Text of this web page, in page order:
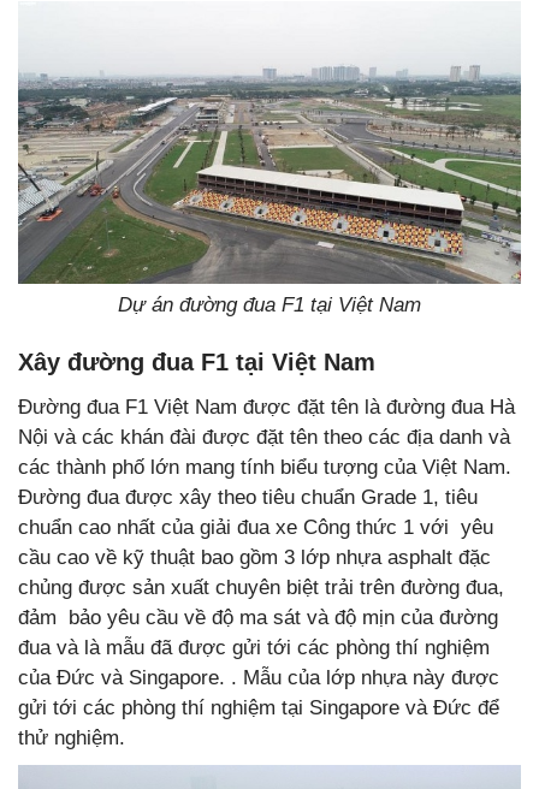
Dự án đường đua F1 tại Việt Nam
Xây đường đua F1 tại Việt Nam
Đường đua F1 Việt Nam được đặt tên là đường đua Hà
Nội và các khán đài được đặt tên theo các địa danh và
các thành phố lớn mang tính biểu tượng của Việt Nam.
Đường đua được xây theo tiêu chuẩn Grade 1, tiêu
chuẩn cao nhất của giải đua xe Công thức 1 với yêu
cầu cao về kỹ thuật bao gồm 3 lớp nhựa asphalt đặc
chủng được sản xuất chuyên biệt trải trên đường đua,
đảm bảo yêu cầu về độ ma sát và độ mịn của đường
đua và là mẫu đã được gửi tới các phòng thí nghiệm
của Đức và Singapore. . Mẫu của lớp nhựa này được
gửi tới các phòng thí nghiệm tại Singapore và Đức để
thử nghiệm.